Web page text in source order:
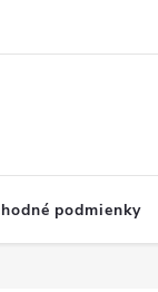
podmienky